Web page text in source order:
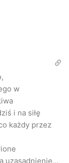
w
i na siłę
każdy przez
uzasadnienie…